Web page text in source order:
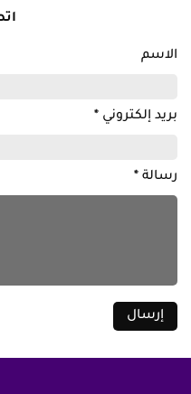
الاسم
بريد إلكتروني *
رسالة *